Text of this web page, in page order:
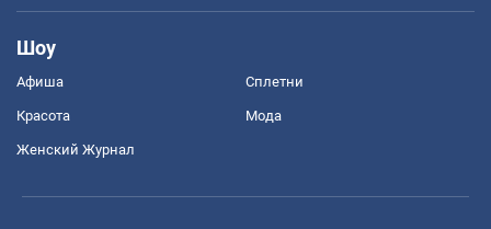
Шоу
Афиша Сплетни
Красота Мода
Женский Журнал